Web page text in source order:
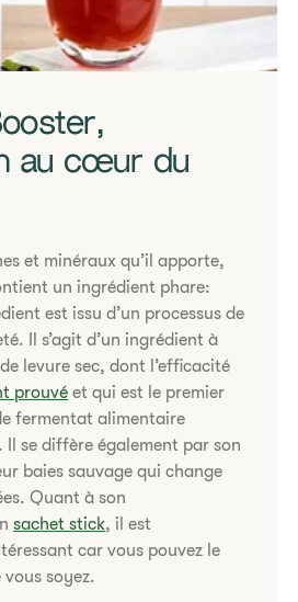
au cœur du
et minéraux qu’il apporte,
un ingrédient phare:
est issu d’un processus de
Il s’agit d’un ingrédient à
levure sec, dont l’efficacité
prouvé et qui est le premier
fermentat alimentaire
Il se diffère également par son
baies sauvage qui change
Quant à son
sachet stick, il est
car vous pouvez le
soyez.